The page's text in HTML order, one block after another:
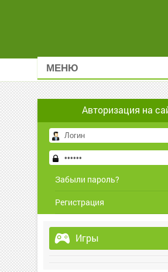
МЕНЮ
Авторизация на
Забыли пароль?
Регистрация
Игры